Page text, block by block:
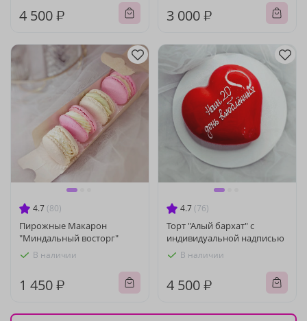
4 500 ₽ 3 000 ₽
4.7 (80)
Пирожные Макарон
"Миндальный восторг"
В наличии
1 450 ₽
4.7 (76)
Торт "Алый бархат" с
индивидуальной надписью
В наличии
4 500 ₽